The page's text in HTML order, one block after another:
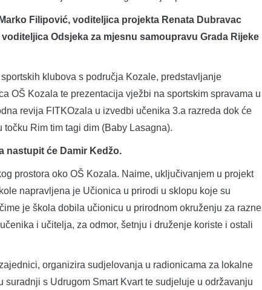
Filipović, voditeljica projekta Renata Dubravac
voditeljica Odsjeka za mjesnu samoupravu Grada Rijeke
klubova s područja Kozale, predstavljanje
OŠ Kozala te prezentacija vježbi na sportskim spravama u
revija FITKOzala u izvedbi učenika 3.a razreda dok će
Rim tim tagi dim (Baby Lasagna).
nastupit će Damir Kedžo.
prostora oko OŠ Kozala. Naime, uključivanjem u projekt
napravljena je Učionica u prirodi u sklopu koje su
je škola dobila učionicu u prirodnom okruženju za razne
i učitelja, za odmor, šetnju i druženje koriste i ostali
organizira sudjelovanja u radionicama za lokalne
s Udrugom Smart Kvart te sudjeluje u održavanju